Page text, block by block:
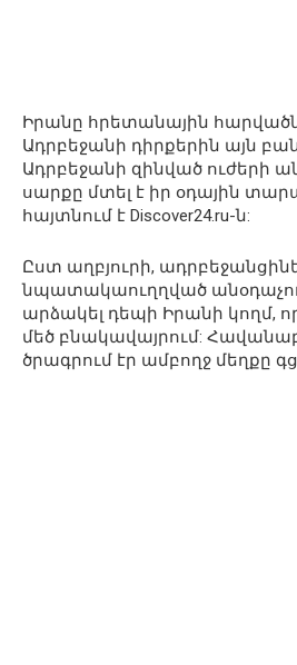
Իրանը հրետանային
Ադրբեջանի դիրքերին այն
Ադրբեջանի զինված ուժերի
սարքը մտել է իր օդային
հայտնում է Discover24.ru-ն:
Ըստ աղբյուրի,
նպատակաուղղված
արձակել դեպի Իրանի կողմ,
մեծ բնակավայրում:
ծրագրում էր ամբողջ մեղքը